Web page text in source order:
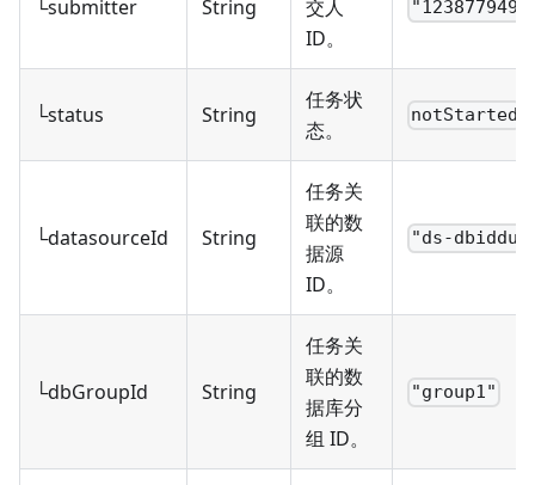
└submitter String
交人
ID。
└status String
任务状
态。
notStarted
└datasourceId String
任务关
联的数
据源
ID。
"ds-
└dbGroupId String
任务关
联的数
据库分
组 ID。
"group1"